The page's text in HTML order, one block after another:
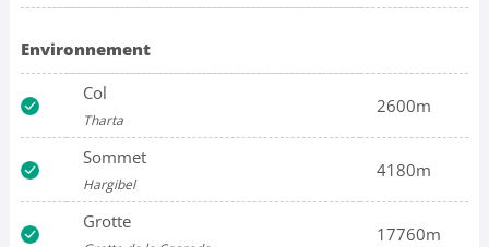
Environnement
Col
Tharta
2600m
Sommet
Hargibel
4180m
Grotte
17760m